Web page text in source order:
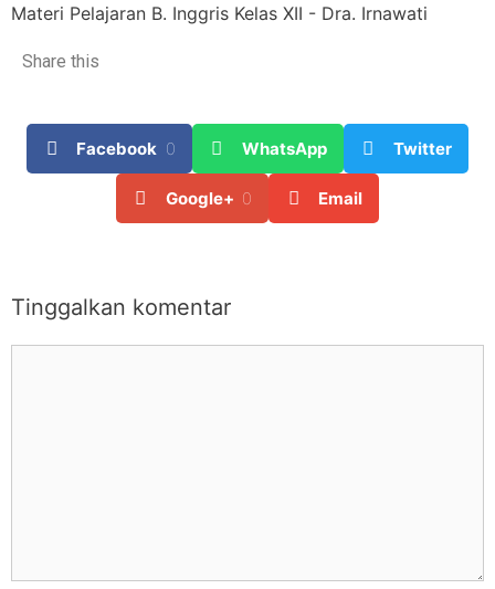
Materi Pelajaran B. Inggris Kelas XII - Dra. Irnawati
Share this
Facebook 0 WhatsApp Twitter
Google+ 0 Email
Tinggalkan komentar